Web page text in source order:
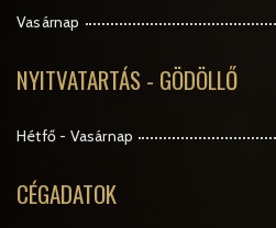
Vasárnap
NYITVATARTÁS - GÖDÖLLŐ
Hétfő - Vasárnap
CÉGADATOK